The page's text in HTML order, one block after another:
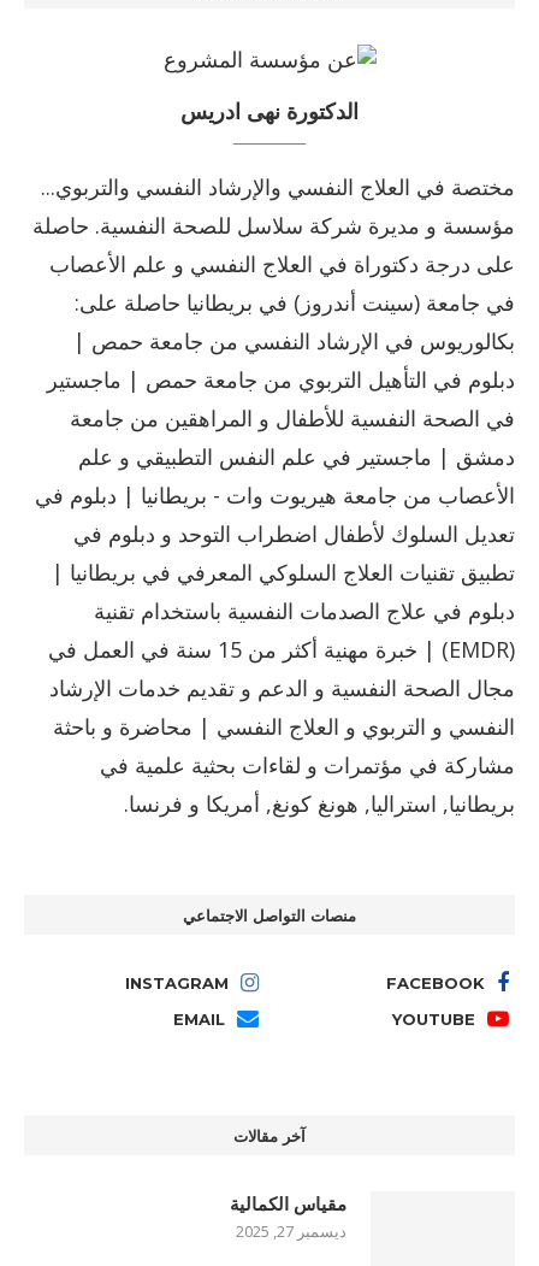
الدكتورة نهى ادريس
مختصة في العلاج النفسي والإرشاد النفسي والتربوي...
مؤسسة و مديرة شركة سلاسل للصحة النفسية. حاصلة
على درجة دكتوراة في العلاج النفسي و علم الأعصاب
في جامعة (سينت أندروز) في بريطانيا حاصلة على:
بكالوريوس في الإرشاد النفسي من جامعة حمص |
دبلوم في التأهيل التربوي من جامعة حمص | ماجستير
في الصحة النفسية للأطفال و المراهقين من جامعة
دمشق | ماجستير في علم النفس التطبيقي و علم
الأعصاب من جامعة هيريوت وات - بريطانيا | دبلوم في
تعديل السلوك لأطفال اضطراب التوحد و دبلوم في
تطبيق تقنيات العلاج السلوكي المعرفي في بريطانيا |
دبلوم في علاج الصدمات النفسية باستخدام تقنية
(EMDR) | خبرة مهنية أكثر من 15 سنة في العمل في
مجال الصحة النفسية و الدعم و تقديم خدمات الإرشاد
النفسي و التربوي و العلاج النفسي | محاضرة و باحثة
مشاركة في مؤتمرات و لقاءات بحثية علمية في
بريطانيا, استراليا, هونغ كونغ, أمريكا و فرنسا.
منصات التواصل الاجتماعي
FACEBOOK
INSTAGRAM
YOUTUBE
EMAIL
آخر مقالات
مقياس الكمالية
ديسمبر 27, 2025